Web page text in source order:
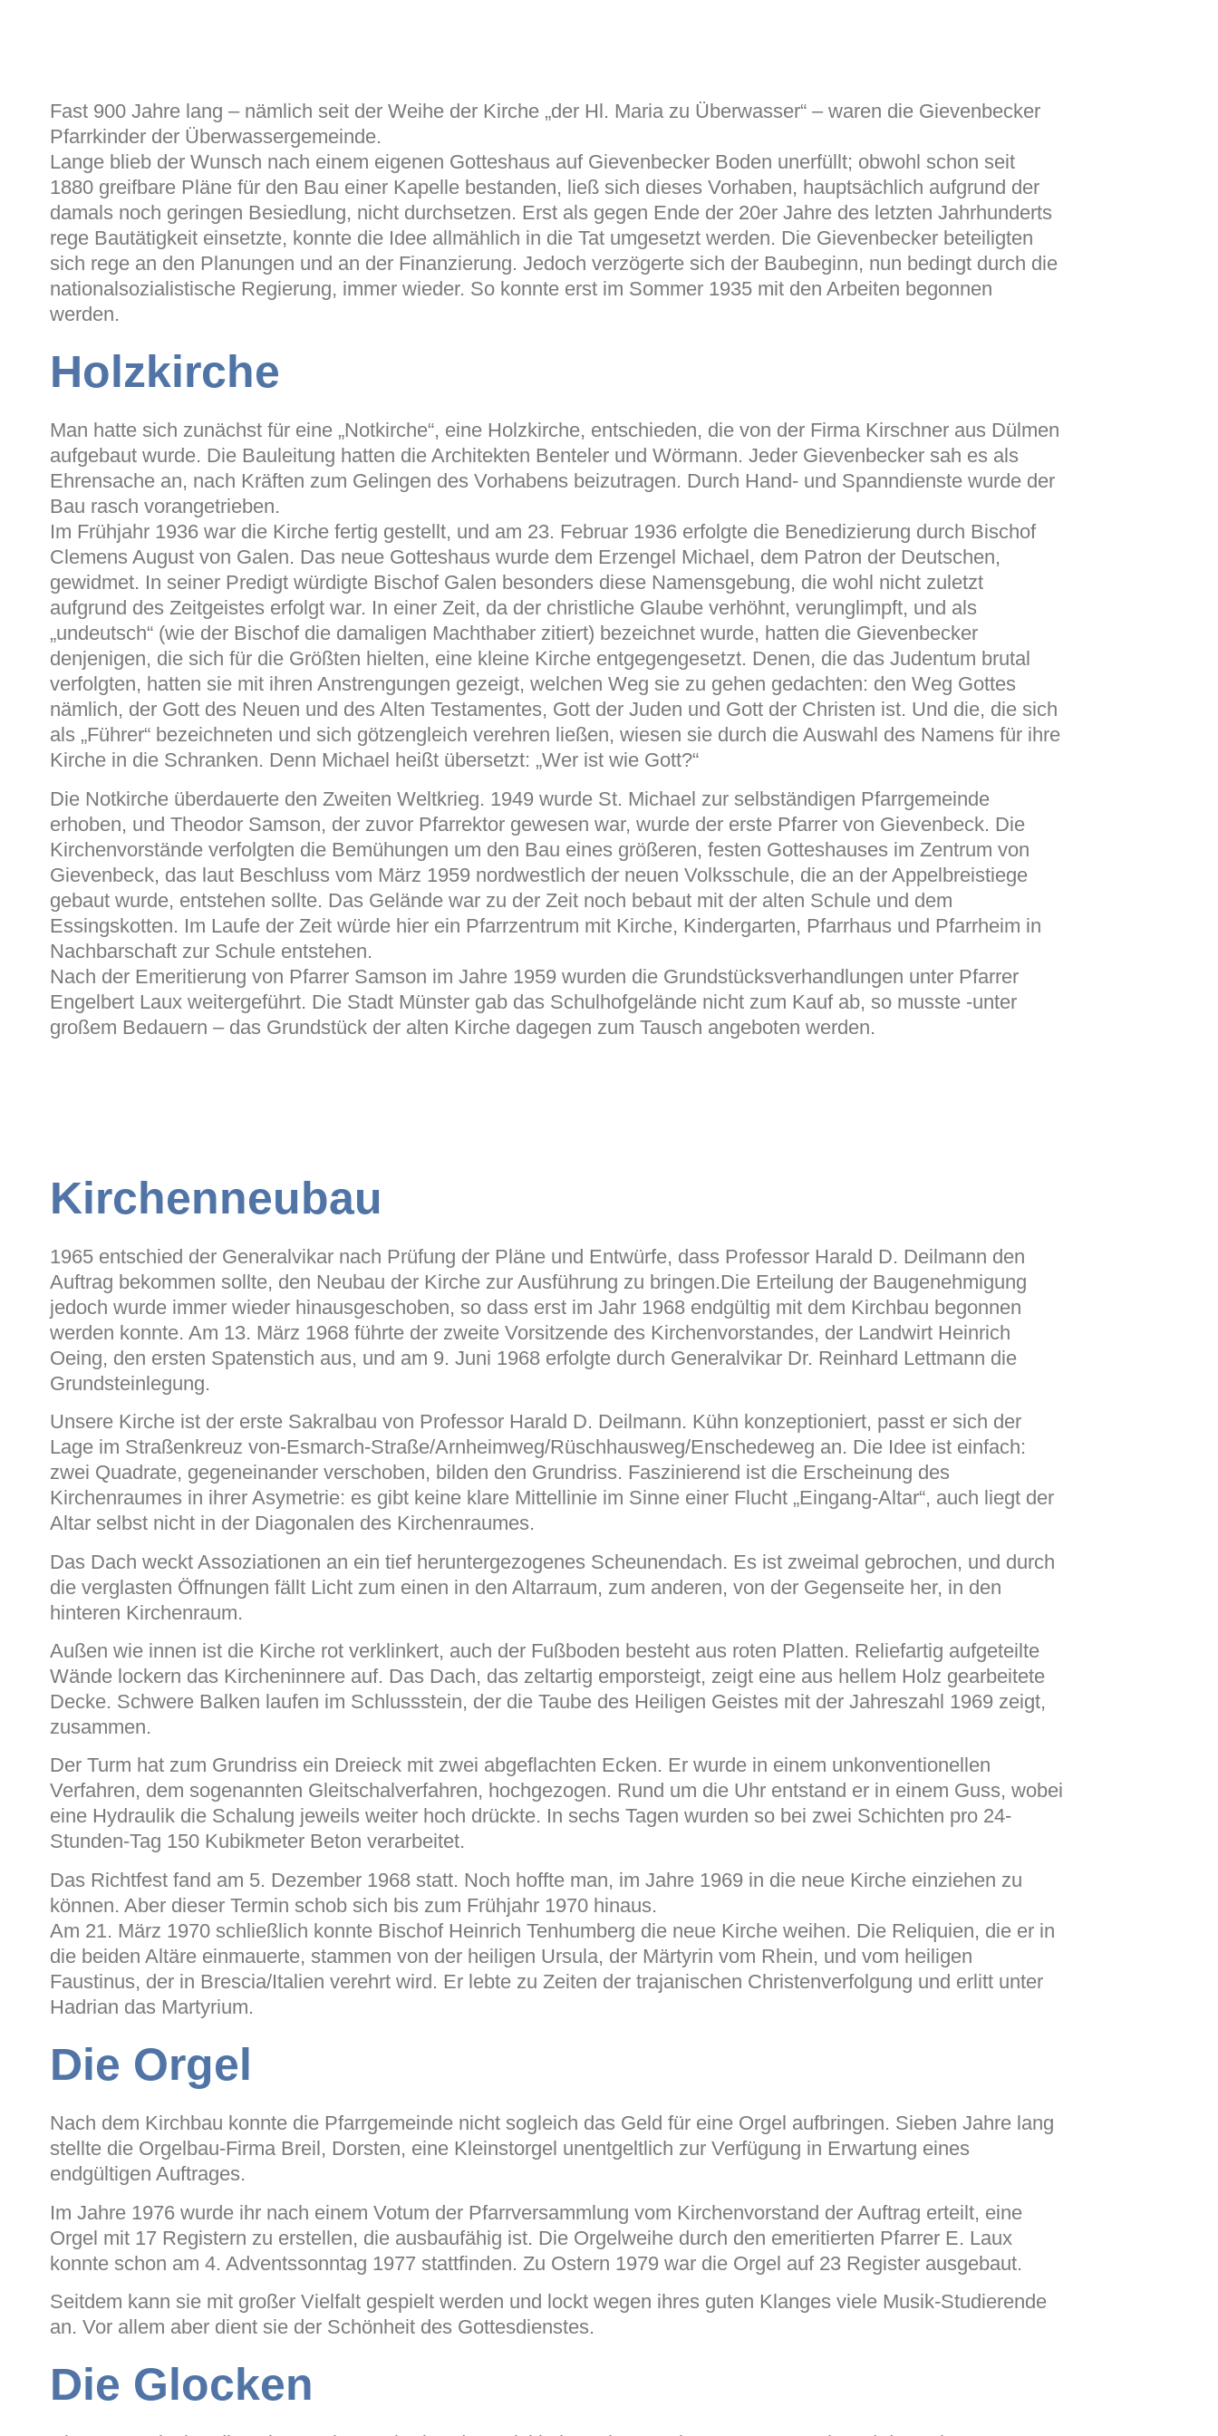
Fast 900 Jahre lang – nämlich seit der Weihe der Kirche „der Hl. Maria zu Überwasser“ – waren die Gievenbecker
Pfarrkinder der Überwassergemeinde.
Lange blieb der Wunsch nach einem eigenen Gotteshaus auf Gievenbecker Boden unerfüllt; obwohl schon seit
1880 greifbare Pläne für den Bau einer Kapelle bestanden, ließ sich dieses Vorhaben, hauptsächlich aufgrund der
damals noch geringen Besiedlung, nicht durchsetzen. Erst als gegen Ende der 20er Jahre des letzten Jahrhunderts
rege Bautätigkeit einsetzte, konnte die Idee allmählich in die Tat umgesetzt werden. Die Gievenbecker beteiligten
sich rege an den Planungen und an der Finanzierung. Jedoch verzögerte sich der Baubeginn, nun bedingt durch die
nationalsozialistische Regierung, immer wieder. So konnte erst im Sommer 1935 mit den Arbeiten begonnen
werden.
Holzkirche
Man hatte sich zunächst für eine „Notkirche“, eine Holzkirche, entschieden, die von der Firma Kirschner aus Dülmen
aufgebaut wurde. Die Bauleitung hatten die Architekten Benteler und Wörmann. Jeder Gievenbecker sah es als
Ehrensache an, nach Kräften zum Gelingen des Vorhabens beizutragen. Durch Hand- und Spanndienste wurde der
Bau rasch vorangetrieben.
Im Frühjahr 1936 war die Kirche fertig gestellt, und am 23. Februar 1936 erfolgte die Benedizierung durch Bischof
Clemens August von Galen. Das neue Gotteshaus wurde dem Erzengel Michael, dem Patron der Deutschen,
gewidmet. In seiner Predigt würdigte Bischof Galen besonders diese Namensgebung, die wohl nicht zuletzt
aufgrund des Zeitgeistes erfolgt war. In einer Zeit, da der christliche Glaube verhöhnt, verunglimpft, und als
„undeutsch“ (wie der Bischof die damaligen Machthaber zitiert) bezeichnet wurde, hatten die Gievenbecker
denjenigen, die sich für die Größten hielten, eine kleine Kirche entgegengesetzt. Denen, die das Judentum brutal
verfolgten, hatten sie mit ihren Anstrengungen gezeigt, welchen Weg sie zu gehen gedachten: den Weg Gottes
nämlich, der Gott des Neuen und des Alten Testamentes, Gott der Juden und Gott der Christen ist. Und die, die sich
als „Führer“ bezeichneten und sich götzengleich verehren ließen, wiesen sie durch die Auswahl des Namens für ihre
Kirche in die Schranken. Denn Michael heißt übersetzt: „Wer ist wie Gott?“
Die Notkirche überdauerte den Zweiten Weltkrieg. 1949 wurde St. Michael zur selbständigen Pfarrgemeinde
erhoben, und Theodor Samson, der zuvor Pfarrektor gewesen war, wurde der erste Pfarrer von Gievenbeck. Die
Kirchenvorstände verfolgten die Bemühungen um den Bau eines größeren, festen Gotteshauses im Zentrum von
Gievenbeck, das laut Beschluss vom März 1959 nordwestlich der neuen Volksschule, die an der Appelbreistiege
gebaut wurde, entstehen sollte. Das Gelände war zu der Zeit noch bebaut mit der alten Schule und dem
Essingskotten. Im Laufe der Zeit würde hier ein Pfarrzentrum mit Kirche, Kindergarten, Pfarrhaus und Pfarrheim in
Nachbarschaft zur Schule entstehen.
Nach der Emeritierung von Pfarrer Samson im Jahre 1959 wurden die Grundstücksverhandlungen unter Pfarrer
Engelbert Laux weitergeführt. Die Stadt Münster gab das Schulhofgelände nicht zum Kauf ab, so musste -unter
großem Bedauern – das Grundstück der alten Kirche dagegen zum Tausch angeboten werden.
Kirchenneubau
1965 entschied der Generalvikar nach Prüfung der Pläne und Entwürfe, dass Professor Harald D. Deilmann den
Auftrag bekommen sollte, den Neubau der Kirche zur Ausführung zu bringen.Die Erteilung der Baugenehmigung
jedoch wurde immer wieder hinausgeschoben, so dass erst im Jahr 1968 endgültig mit dem Kirchbau begonnen
werden konnte. Am 13. März 1968 führte der zweite Vorsitzende des Kirchenvorstandes, der Landwirt Heinrich
Oeing, den ersten Spatenstich aus, und am 9. Juni 1968 erfolgte durch Generalvikar Dr. Reinhard Lettmann die
Grundsteinlegung.
Unsere Kirche ist der erste Sakralbau von Professor Harald D. Deilmann. Kühn konzeptioniert, passt er sich der
Lage im Straßenkreuz von-Esmarch-Straße/Arnheimweg/Rüschhausweg/Enschedeweg an. Die Idee ist einfach:
zwei Quadrate, gegeneinander verschoben, bilden den Grundriss. Faszinierend ist die Erscheinung des
Kirchenraumes in ihrer Asymetrie: es gibt keine klare Mittellinie im Sinne einer Flucht „Eingang-Altar“, auch liegt der
Altar selbst nicht in der Diagonalen des Kirchenraumes.
Das Dach weckt Assoziationen an ein tief heruntergezogenes Scheunendach. Es ist zweimal gebrochen, und durch
die verglasten Öffnungen fällt Licht zum einen in den Altarraum, zum anderen, von der Gegenseite her, in den
hinteren Kirchenraum.
Außen wie innen ist die Kirche rot verklinkert, auch der Fußboden besteht aus roten Platten. Reliefartig aufgeteilte
Wände lockern das Kircheninnere auf. Das Dach, das zeltartig emporsteigt, zeigt eine aus hellem Holz gearbeitete
Decke. Schwere Balken laufen im Schlussstein, der die Taube des Heiligen Geistes mit der Jahreszahl 1969 zeigt,
zusammen.
Der Turm hat zum Grundriss ein Dreieck mit zwei abgeflachten Ecken. Er wurde in einem unkonventionellen
Verfahren, dem sogenannten Gleitschalverfahren, hochgezogen. Rund um die Uhr entstand er in einem Guss, wobei
eine Hydraulik die Schalung jeweils weiter hoch drückte. In sechs Tagen wurden so bei zwei Schichten pro 24-
Stunden-Tag 150 Kubikmeter Beton verarbeitet.
Das Richtfest fand am 5. Dezember 1968 statt. Noch hoffte man, im Jahre 1969 in die neue Kirche einziehen zu
können. Aber dieser Termin schob sich bis zum Frühjahr 1970 hinaus.
Am 21. März 1970 schließlich konnte Bischof Heinrich Tenhumberg die neue Kirche weihen. Die Reliquien, die er in
die beiden Altäre einmauerte, stammen von der heiligen Ursula, der Märtyrin vom Rhein, und vom heiligen
Faustinus, der in Brescia/Italien verehrt wird. Er lebte zu Zeiten der trajanischen Christenverfolgung und erlitt unter
Hadrian das Martyrium.
Die Orgel
Nach dem Kirchbau konnte die Pfarrgemeinde nicht sogleich das Geld für eine Orgel aufbringen. Sieben Jahre lang
stellte die Orgelbau-Firma Breil, Dorsten, eine Kleinstorgel unentgeltlich zur Verfügung in Erwartung eines
endgültigen Auftrages.
Im Jahre 1976 wurde ihr nach einem Votum der Pfarrversammlung vom Kirchenvorstand der Auftrag erteilt, eine
Orgel mit 17 Registern zu erstellen, die ausbaufähig ist. Die Orgelweihe durch den emeritierten Pfarrer E. Laux
konnte schon am 4. Adventssonntag 1977 stattfinden. Zu Ostern 1979 war die Orgel auf 23 Register ausgebaut.
Seitdem kann sie mit großer Vielfalt gespielt werden und lockt wegen ihres guten Klanges viele Musik-Studierende
an. Vor allem aber dient sie der Schönheit des Gottesdienstes.
Die Glocken